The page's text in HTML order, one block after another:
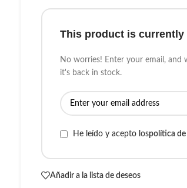
This product is currently
No worries! Enter your email, and
it's back in stock.
He leído y acepto lospolítica
Añadir a la lista de deseos